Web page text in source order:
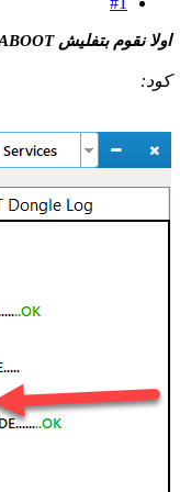
اولا نقوم بتفليش ABOOT من كومبينيشن نفس الحماية ثم من تبويب ون كليك بضغطة زر يفتح الجهاز
كود: